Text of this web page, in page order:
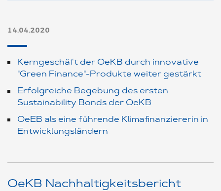
14.04.2020
Kerngeschäft der OeKB durch innovative
"Green Finance"-Produkte weiter gestärkt
Erfolgreiche Begebung des ersten
Sustainability Bonds der OeKB
OeEB als eine führende Klimafinanziererin in
Entwicklungsländern
OeKB Nachhaltigkeitsbericht